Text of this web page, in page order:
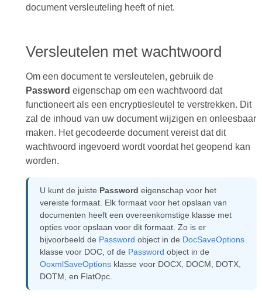
document versleuteling heeft of niet.
Versleutelen met wachtwoord
Om een document te versleutelen, gebruik de
Password eigenschap om een wachtwoord dat
functioneert als een encryptiesleutel te verstrekken. Dit
zal de inhoud van uw document wijzigen en onleesbaar
maken. Het gecodeerde document vereist dat dit
wachtwoord ingevoerd wordt voordat het geopend kan
worden.
U kunt de juiste Password eigenschap voor het
vereiste formaat. Elk formaat voor het opslaan van
documenten heeft een overeenkomstige klasse met
opties voor opslaan voor dit formaat. Zo is er
bijvoorbeeld de Password object in de DocSaveOptions
klasse voor DOC, of de Password object in de
OoxmlSaveOptionsklasse voor DOCX, DOCM, DOTX,
DOTM, en FlatOpc.